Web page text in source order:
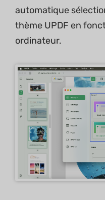
automatique
thème UPDF en
ordinateur.